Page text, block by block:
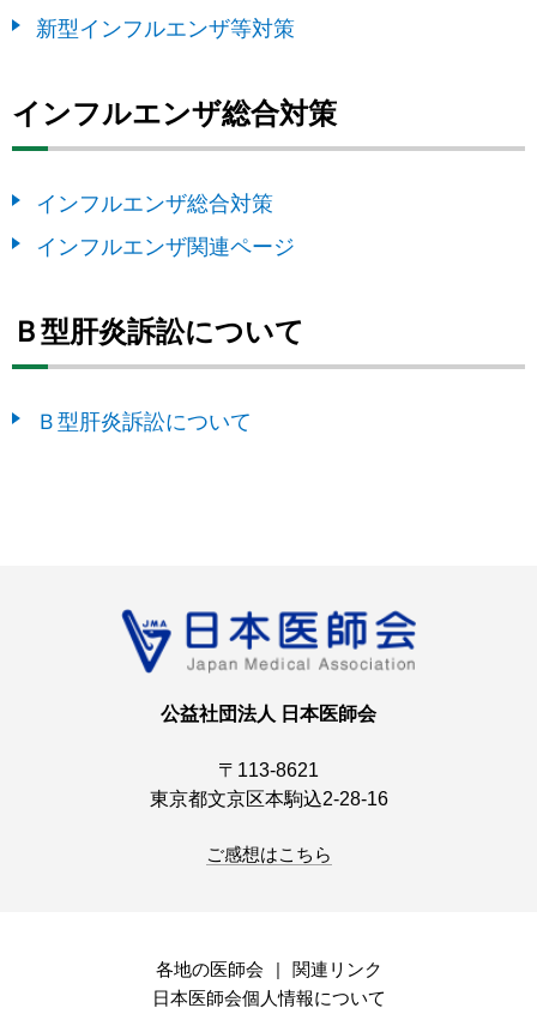
新型インフルエンザ等対策
インフルエンザ総合対策
インフルエンザ総合対策
インフルエンザ関連ページ
Ｂ型肝炎訴訟について
Ｂ型肝炎訴訟について
公益社団法人 日本医師会
〒113-8621
東京都文京区本駒込2-28-16
ご感想はこちら
各地の医師会
関連リンク
日本医師会個人情報について